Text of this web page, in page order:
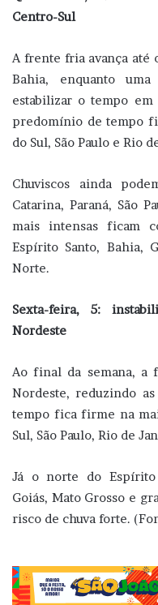
Centro-Sul
A frente fria avança até
Bahia, enquanto
estabilizar o tempo
predomínio de tempo
do Sul, São Paulo e Rio
Chuviscos ainda
Catarina, Paraná, São
mais intensas ficam
Espírito Santo, Bahia,
Norte.
Sexta-feira, 5:
Nordeste
Ao final da semana, a
Nordeste, reduzindo
tempo fica firme na
Sul, São Paulo, Rio de
Já o norte do Espírito
Goiás, Mato Grosso e
risco de chuva forte.